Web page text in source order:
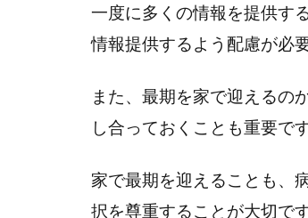
援内
容の
4.2
激な
身体
状態
一度に多くの情報を提供す
情報提供するよう配慮が必要
また、最期を家で迎えるの
し合っておくことも重要です
家で最期を迎えることも、
択を尊重することが大切です